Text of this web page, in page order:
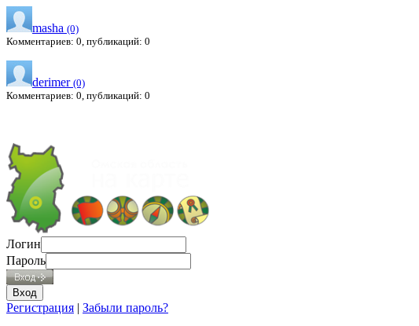
masha (0)
Комментариев: 0, публикаций: 0
derimer (0)
Комментариев: 0, публикаций: 0
Логин
Пароль
Регистрация | Забыли пароль?